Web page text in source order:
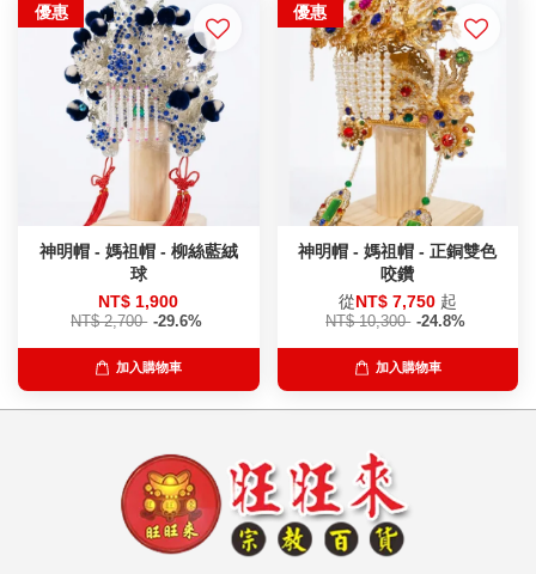
優惠
神明帽 - 媽祖帽 - 柳絲藍絨
球
NT$ 1,900
NT$ 2,700 -29.6%
加入購物車
優惠
神明帽 - 媽祖帽 - 正銅雙色
咬鑽
從NT$ 7,750 起
NT$ 10,300 -24.8%
加入購物車